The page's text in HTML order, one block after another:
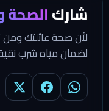
شاركالصحة
لأن صحة عائلتك
لضمان مياه شرب